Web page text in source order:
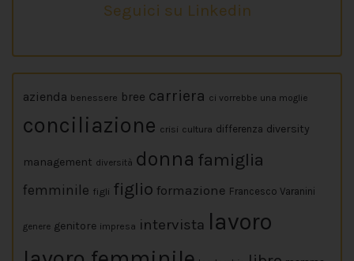
Seguici su Linkedin
azienda benessere bree carriera ci vorrebbe una moglie
conciliazione crisi cultura differenza diversity
management diversità donna famiglia
femminile figli figlio formazione Francesco Varanini
genere genitore impresa intervista lavoro